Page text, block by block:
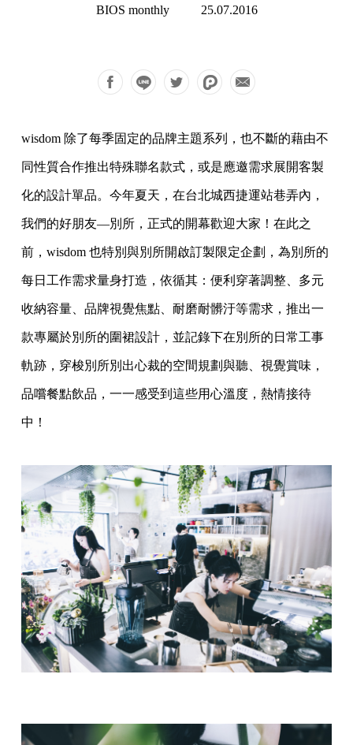
BIOS monthly 25.07.2016
wisdom 除了每季固定的品牌主題系列，也不斷的藉由不
同性質合作推出特殊聯名款式，或是應邀需求展開客製
化的設計單品。今年夏天，在台北城西捷運站巷弄內，
我們的好朋友—別所，正式的開幕歡迎大家！在此之
前，wisdom 也特別與別所開啟訂製限定企劃，為別所的
每日工作需求量身打造，依循其：便利穿著調整、多元
收納容量、品牌視覺焦點、耐磨耐髒汙等需求，推出一
款專屬於別所的圍裙設計，並記錄下在別所的日常工事
軌跡，穿梭別所別出心裁的空間規劃與聽、視覺賞味，
品嚐餐點飲品，一一感受到這些用心溫度，熱情接待
中！